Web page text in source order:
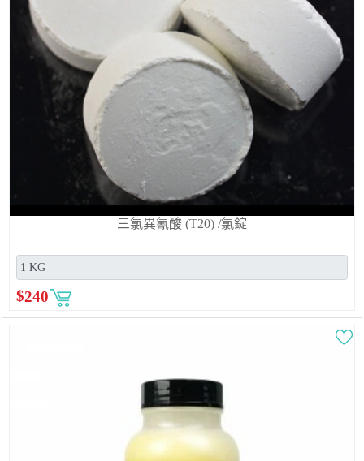
三氯異氰酸 (T20) /氯錠
$240